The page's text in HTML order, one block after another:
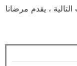
، يقدم مرضانا